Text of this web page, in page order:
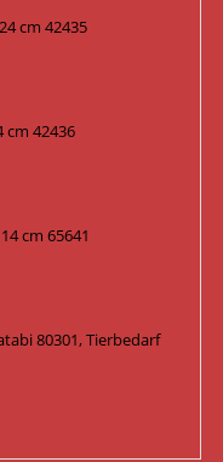
cm 42435
cm 42436
cm 65641
80301, Tierbedarf